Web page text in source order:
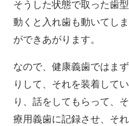
そうした状態で取った歯
動くと入れ歯も動いてし
ができあがります。
なので、健康義歯ではま
りして、それを装着して
り、話をしてもらって、
療用義歯に記録させ、そ